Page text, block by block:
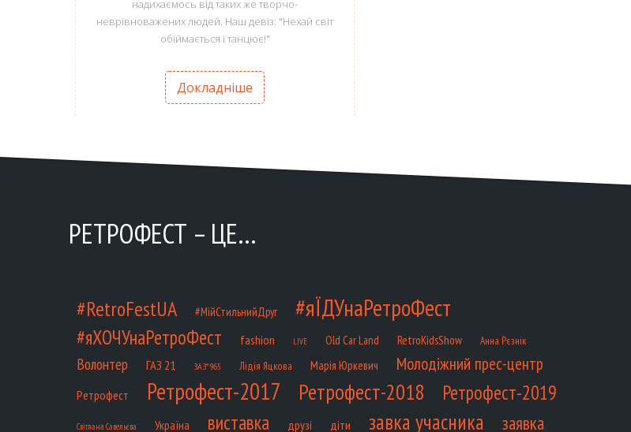
надихаємось від таких же творчо-
неврівноважених людей. Наш девіз: "Нехай світ
обіймається і танцює!"
Докладніше
РЕТРОФЕСТ – ЦЕ…
#RetroFestUA #МійСтильнийДруг #яЇДУнаРетроФест
#яХОЧУнаРетроФест fashion LIVE Old Car Land RetroKidsShow Анна Рєзнік
Волонтер ГАЗ 21 ЗАЗ*965 Лідія Яцкова Марія Юркевич Молодіжний прес-центр
Ретрофест Ретрофест-2017 Ретрофест-2018 Ретрофест-2019
Світлана Савельєва Україна виставка друзі діти завка учасника заявка